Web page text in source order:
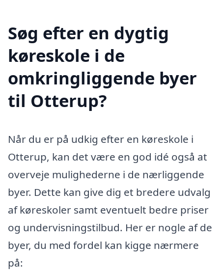
Søg efter en dygtig
køreskole i de
omkringliggende byer
til Otterup?
Når du er på udkig efter en køreskole i
Otterup, kan det være en god idé også at
overveje mulighederne i de nærliggende
byer. Dette kan give dig et bredere udvalg
af køreskoler samt eventuelt bedre priser
og undervisningstilbud. Her er nogle af de
byer, du med fordel kan kigge nærmere
på: